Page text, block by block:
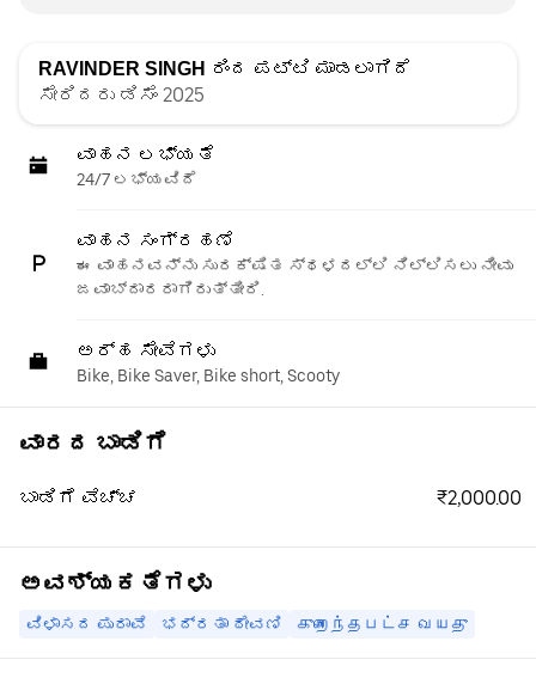
RAVINDER SINGH ರಿಂದ ಪಟ್ಟಿ ಮಾಡಲಾಗಿದೆ
ಸೇರಿದರು ಡಿಸೆಂ 2025
ವಾಹನ ಲಭ್ಯತೆ
24/7 ಲಭ್ಯವಿದೆ
ವಾಹನ ಸಂಗ್ರಹಣೆ
ಈ ವಾಹನವನ್ನು ಸುರಕ್ಷಿತ ಸ್ಥಳದಲ್ಲಿ ನಿಲ್ಲಿಸಲು ನೀವು
ಜವಾಬ್ದಾರರಾಗಿರುತ್ತೀರಿ.
ಅರ್ಹ ಸೇವೆಗಳು
Bike, Bike Saver, Bike short, Scooty
ವಾರದ ಬಾಡಿಗೆ
ಬಾಡಿಗೆ ವೆಚ್ಚ ₹2,000.00
ಅವಶ್ಯಕತೆಗಳು
ವಿಳಾಸದ ಪುರಾವೆ ಭದ್ರತಾ ಠೇವಣಿ குறைந்தபட்ச வயது